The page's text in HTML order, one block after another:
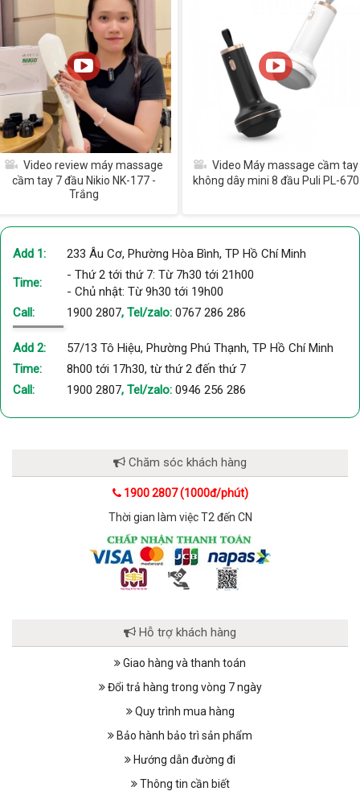
Video review máy massage
cầm tay 7 đầu Nikio NK-177 -
Trắng
Video Máy massage cầm tay
không dây mini 8 đầu Puli PL-670
Add 1: 233 Âu Cơ, Phường Hòa Bình, TP Hồ Chí Minh
Time:
- Thứ 2 tới thứ 7: Từ 7h30 tới 21h00
- Chủ nhật: Từ 9h30 tới 19h00
Call:
1900 2807, Tel/zalo: 0767 286 286
Add 2:
57/13 Tô Hiệu, Phường Phú Thạnh, TP Hồ Chí Minh
Time:
8h00 tới 17h30, từ thứ 2 đến thứ 7
Call:
1900 2807, Tel/zalo: 0946 256 286
Chăm sóc khách hàng
1900 2807 (1000đ/phút)
Thời gian làm việc T2 đến CN
Hỗ trợ khách hàng
Giao hàng và thanh toán
Đổi trả hàng trong vòng 7 ngày
Quy trình mua hàng
Bảo hành bảo trì sản phẩm
Hướng dẫn đường đi
Thông tin cần biết